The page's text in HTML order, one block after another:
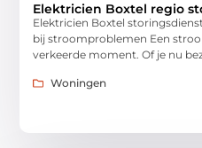
Elektricien Boxtel regio
Elektricien Boxtel
bij stroomproblemen Een
verkeerde moment. Of je nu
Woningen